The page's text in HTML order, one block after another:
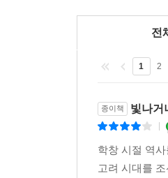
황자의 눈썹이 삐
사내 녀석이 어찌
덜컹, 가슴이 두근
전
1 2
종이책 빛나거
학창 시절 역
고려 시대를